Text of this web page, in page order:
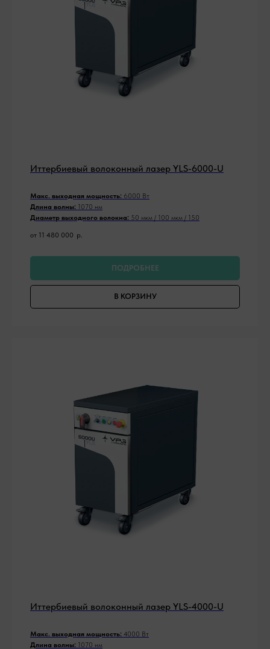
Иттербиевый волоконный лазер YLS-6000-U
Макс. выходная мощность: 6000 Вт
Длина волны: 1070 нм
Диаметр выходного волокна: 50 мкм / 100 мкм / 150
от 11 480 000 р.
ПОДРОБНЕЕ
В КОРЗИНУ
Иттербиевый волоконный лазер YLS-4000-U
Макс. выходная мощность: 4000 Вт
Длина волны: 1070 нм